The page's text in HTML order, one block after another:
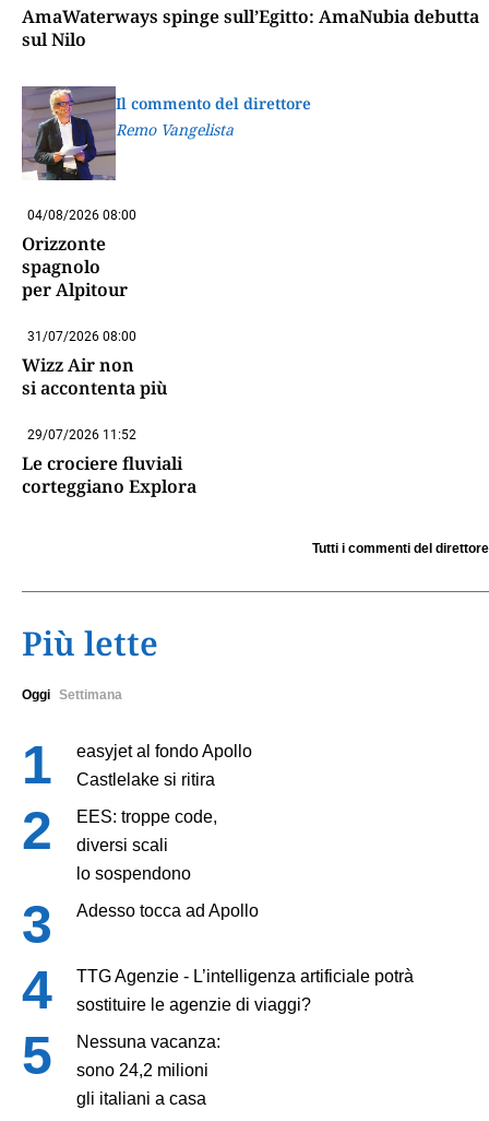
AmaWaterways spinge sull’Egitto: AmaNubia debutta
sul Nilo
Il commento del direttore
Remo Vangelista
04/08/2026 08:00
Orizzonte
spagnolo
per Alpitour
31/07/2026 08:00
Wizz Air non
si accontenta più
29/07/2026 11:52
Le crociere fluviali
corteggiano Explora
Tutti i commenti del direttore
Più lette
Oggi Settimana
easyjet al fondo Apollo
Castlelake si ritira
EES: troppe code,
diversi scali
lo sospendono
Adesso tocca ad Apollo
TTG Agenzie - L’intelligenza artificiale potrà
sostituire le agenzie di viaggi?
Nessuna vacanza:
sono 24,2 milioni
gli italiani a casa